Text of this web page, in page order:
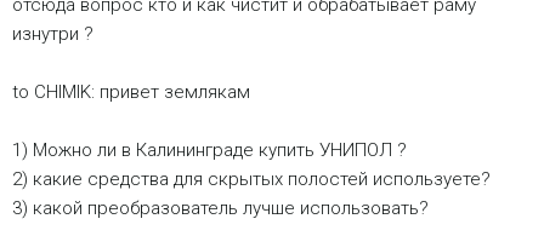
отсюда вопрос кто и как чистит и обрабатывает раму
изнутри ?
to CHIMIK: привет землякам
1) Можно ли в Калининграде купить УНИПОЛ ?
2) какие средства для скрытых полостей используете?
3) какой преобразователь лучше использовать?